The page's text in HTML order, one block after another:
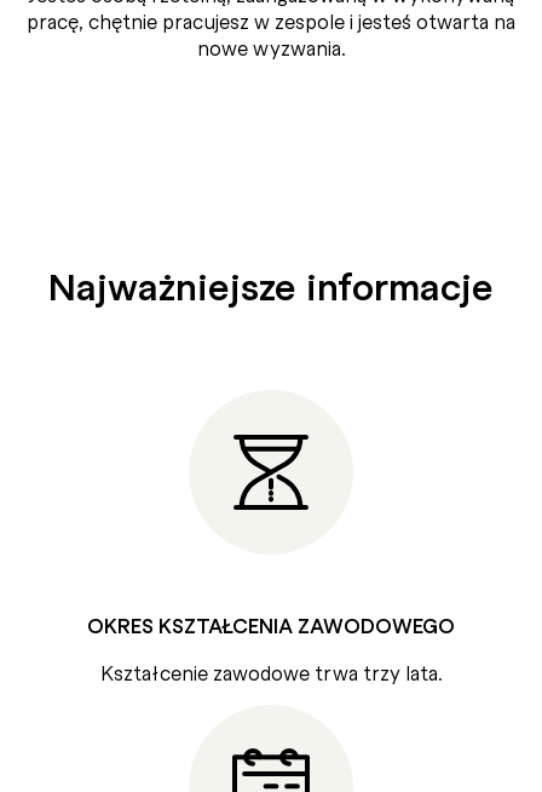
pracę, chętnie pracujesz w zespole i jesteś otwarta na
nowe wyzwania.
Najważniejsze informacje
OKRES KSZTAŁCENIA ZAWODOWEGO
Kształcenie zawodowe trwa trzy lata.